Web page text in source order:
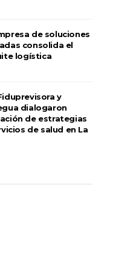
de soluciones
consolida el
logística
y
dialogaron
de estrategias
de salud en La